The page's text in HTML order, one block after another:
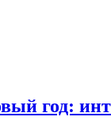
год: